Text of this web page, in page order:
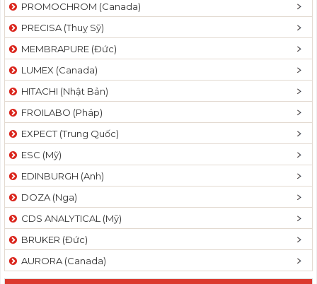
PROMOCHROM (Canada)
PRECISA (Thuỵ Sỹ)
MEMBRAPURE (Đức)
LUMEX (Canada)
HITACHI (Nhật Bản)
FROILABO (Pháp)
EXPECT (Trung Quốc)
ESC (Mỹ)
EDINBURGH (Anh)
DOZA (Nga)
CDS ANALYTICAL (Mỹ)
BRUKER (Đức)
AURORA (Canada)